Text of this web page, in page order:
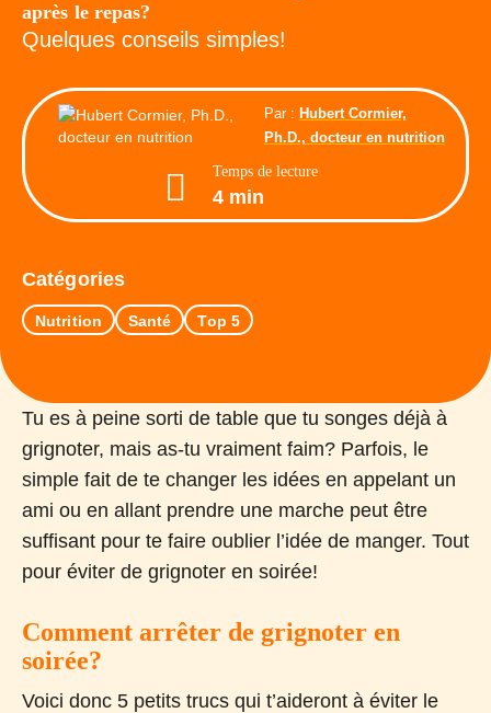
après le repas?
Quelques conseils simples!
Par : Hubert Cormier,
Ph.D., docteur en nutrition
Temps de lecture
4 min
Catégories
Nutrition Santé Top 5
Tu es à peine sorti de table que tu songes déjà à
grignoter, mais as-tu vraiment faim? Parfois, le
simple fait de te changer les idées en appelant un
ami ou en allant prendre une marche peut être
suffisant pour te faire oublier l’idée de manger. Tout
pour éviter de grignoter en soirée!
Comment arrêter de grignoter en
soirée?
Voici donc 5 petits trucs qui t’aideront à éviter le